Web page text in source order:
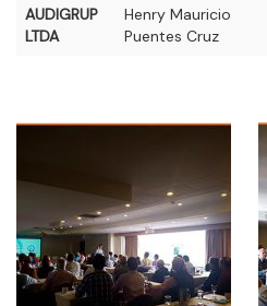
AUDIGRUP
LTDA
Henry Mauricio
Puentes Cruz